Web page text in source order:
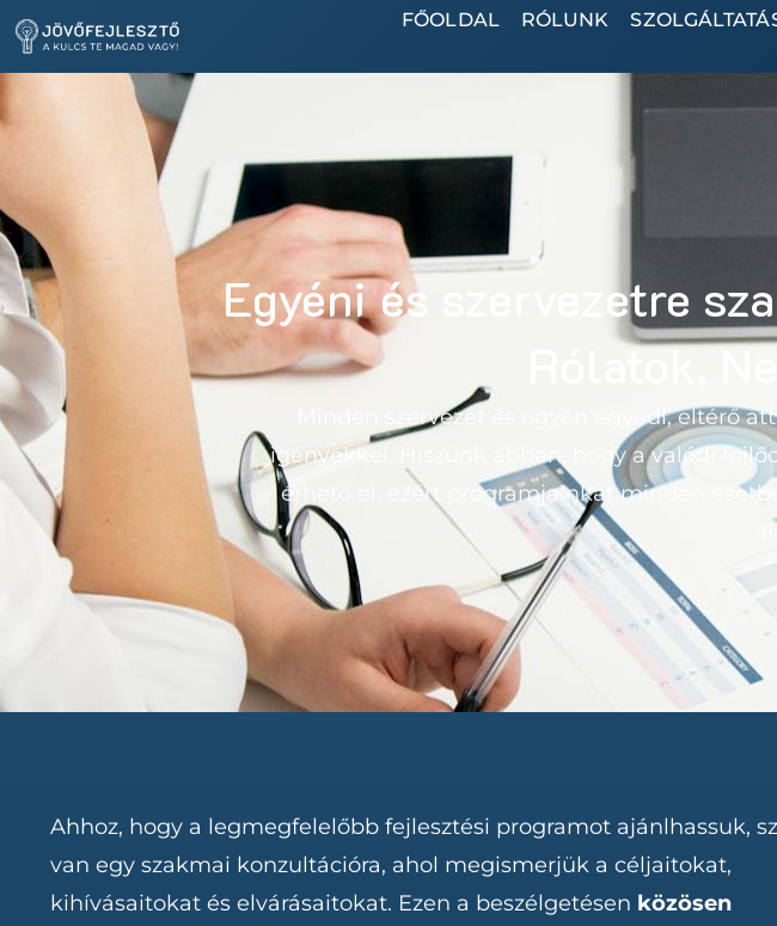
FŐOLDAL RÓLUNK
Egyéni és szervezetre
Rólatok,
Minden szervezet és egyén egyedi, eltérő
igényekkel. Hiszünk abban, hogy a valódi
érhető el, ezért programjainkat minden
Ahhoz, hogy a legmegfelelőbb fejlesztési programot ajánlhassuk,
van egy szakmai konzultációra, ahol megismerjük a céljaitokat,
kihívásaitokat és elvárásaitokat. Ezen a beszélgetésen közösen